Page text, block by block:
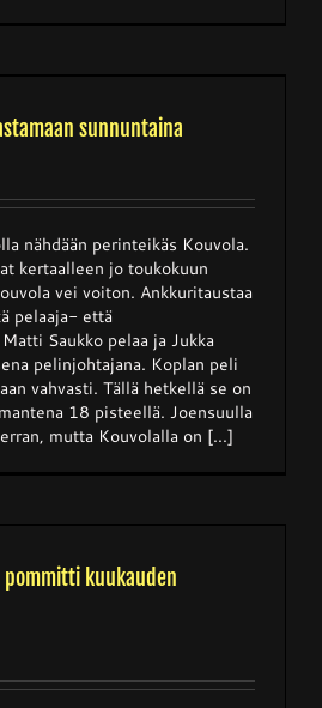
sunnuntaina
nähdään perinteikäs Kouvola.
kertaalleen jo toukokuun
vei voiton. Ankkuritaustaa
pelaaja- että
Saukko pelaa ja Jukka
pelinjohtajana. Koplan peli
vahvasti. Tällä hetkellä se on
18 pisteellä. Joensuulla
mutta Kouvolalla on [...]
pommitti kuukauden